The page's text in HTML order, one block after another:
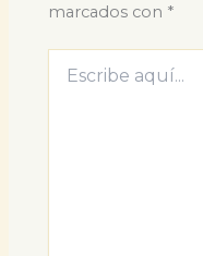
marcados con *
aquí...